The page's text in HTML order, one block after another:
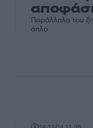
Παράλληλα του
όπλο